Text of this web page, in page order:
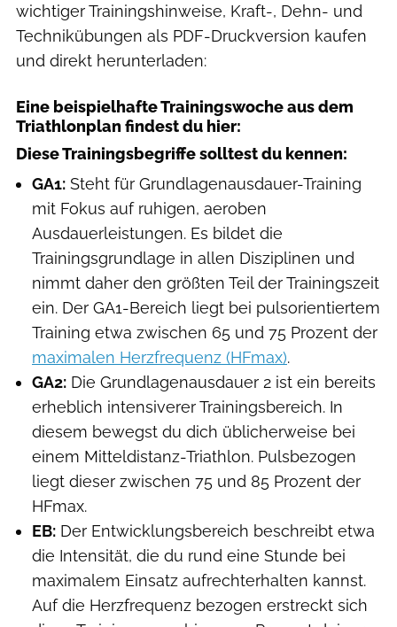
wichtiger Trainingshinweise, Kraft-, Dehn- und
Technikübungen als PDF-Druckversion kaufen
und direkt herunterladen:
Eine beispielhafte Trainingswoche aus dem
Triathlonplan findest du hier:
Diese Trainingsbegriffe solltest du kennen:
GA1: Steht für Grundlagenausdauer-Training
mit Fokus auf ruhigen, aeroben
Ausdauerleistungen. Es bildet die
Trainingsgrundlage in allen Disziplinen und
nimmt daher den größten Teil der Trainingszeit
ein. Der GA1-Bereich liegt bei pulsorientiertem
Training etwa zwischen 65 und 75 Prozent der
maximalen Herzfrequenz (HFmax).
GA2: Die Grundlagenausdauer 2 ist ein bereits
erheblich intensiverer Trainingsbereich. In
diesem bewegst du dich üblicherweise bei
einem Mitteldistanz-Triathlon. Pulsbezogen
liegt dieser zwischen 75 und 85 Prozent der
HFmax.
EB: Der Entwicklungsbereich beschreibt etwa
die Intensität, die du rund eine Stunde bei
maximalem Einsatz aufrechterhalten kannst.
Auf die Herzfrequenz bezogen erstreckt sich